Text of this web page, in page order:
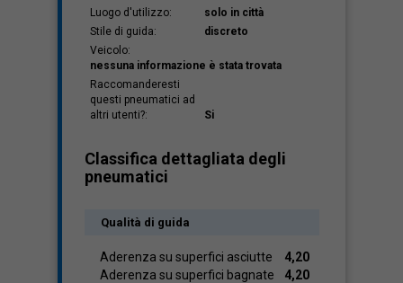
Luogo d'utilizzo:
solo in città
Stile di guida:
discreto
Veicolo:
nessuna informazione è stata trovata
Raccomanderesti
questi pneumatici ad
altri utenti?:
Si
Classifica dettagliata degli
pneumatici
Qualità di guida
Aderenza su superfici asciutte
4,20
Aderenza su superfici bagnate
4,20